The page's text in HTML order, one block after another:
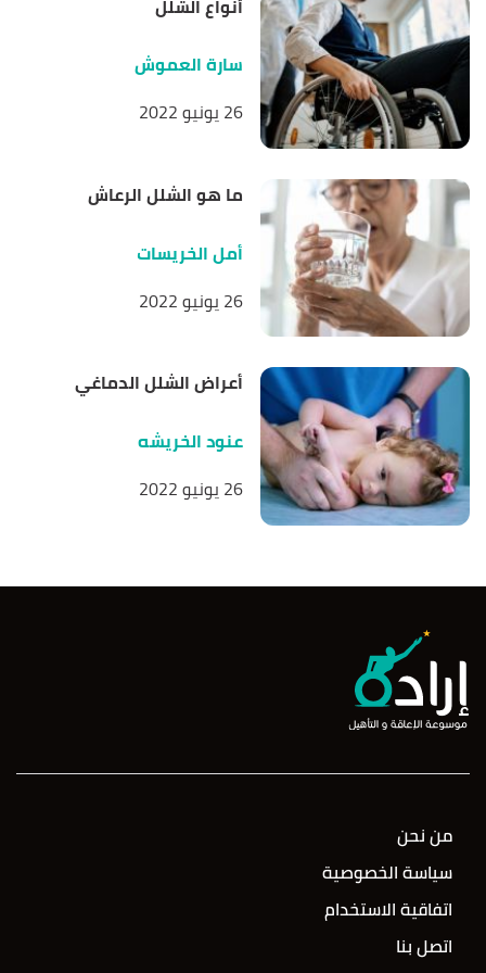
سارة العموش
26 يونيو 2022
ما هو الشلل الرعاش
أمل الخريسات
26 يونيو 2022
أعراض الشلل الدماغي
عنود الخريشه
26 يونيو 2022
من نحن
سياسة الخصوصية
اتفاقية الاستخدام
اتصل بنا